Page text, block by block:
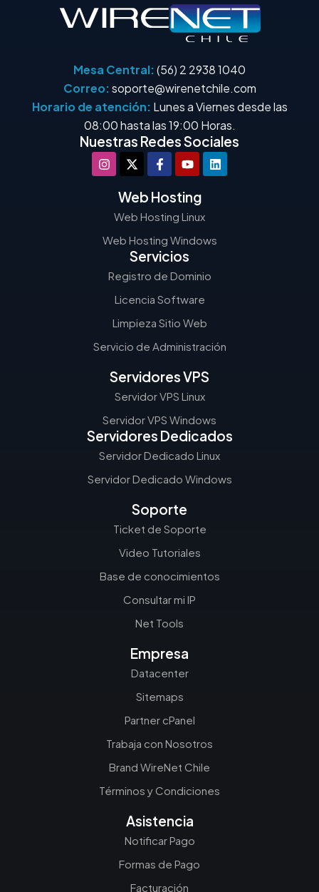
Mesa Central:(56) 2 2938 1040
Correo:soporte@wirenetchile.com
Horario de atención: Lunes a Viernes desde las
08:00 hasta las 19:00 Horas.
Nuestras Redes Sociales
Web Hosting
Web Hosting Linux
Web Hosting Windows
Servicios
Registro de Dominio
Licencia Software
Limpieza Sitio Web
Servicio de Administración
Servidores VPS
Servidor VPS Linux
Servidor VPS Windows
Servidores Dedicados
Servidor Dedicado Linux
Servidor Dedicado Windows
Soporte
Ticket de Soporte
Video Tutoriales
Base de conocimientos
Consultar mi IP
Net Tools
Empresa
Datacenter
Sitemaps
Partner cPanel
Trabaja con Nosotros
Brand WireNet Chile
Términos y Condiciones
Asistencia
Notificar Pago
Formas de Pago
Facturación